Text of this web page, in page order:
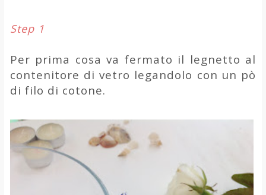
Step 1
Per prima cosa va fermato il legnetto al
contenitore di vetro legandolo con un pò
di filo di cotone.